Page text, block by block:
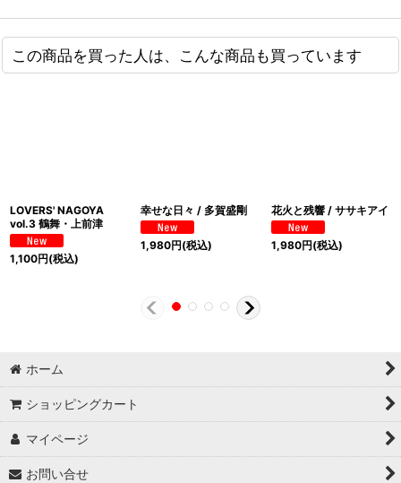
この商品を買った人は、こんな商品も買っています
LOVERS' NAGOYA
vol.3 鶴舞・上前津
1,100円(税込)
幸せな日々 / 多賀盛剛
1,980円(税込)
花火と残響 / ササキアイ
1,980円(税込)
ホーム
ショッピングカート
マイページ
お問い合せ